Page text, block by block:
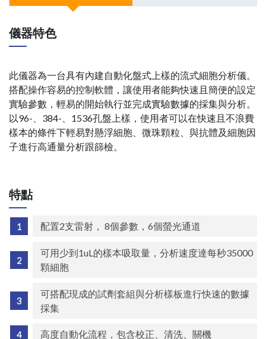
儀器特色
此儀器為一台具有內建自動化盤式上樣的流式細胞分析儀。
搭配操作容易的控制軟體，讓使用者能夠快速且簡便的設定
實驗參數，輕易的開始執行並完成實驗數據的採集與分析。
以96-、384-、1536孔盤上樣，使用者可以在快速且不浪費
樣本的條件下輕易對懸浮細胞、微珠顆粒、與抗體及細胞因
子進行高通量分析跟篩檢。
特點
配置2支雷射， 8個參數，6個螢光通道
可用少到1uL的樣本吸取量，分析速度達每秒35000
顆細胞
可搭配現成的試劑套組與分析樣板進行快速的數據
採集
高度自動化流程，包含校正、清洗、關機